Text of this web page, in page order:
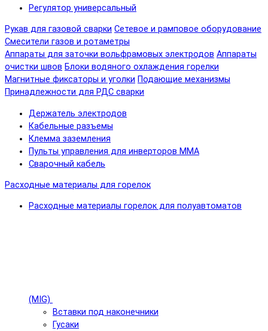
Регулятор универсальный
Рукав для газовой сварки Сетевое и рамповое оборудование
Смесители газов и ротаметры
Аппараты для заточки вольфрамовых электродов Аппараты
очистки швов Блоки водяного охлаждения горелки
Магнитные фиксаторы и уголки Подающие механизмы
Принадлежности для РДС сварки
Держатель электродов
Кабельные разъемы
Клемма заземления
Пульты управления для инверторов MMA
Сварочный кабель
Расходные материалы для горелок
Расходные материалы горелок для полуавтоматов
(MIG)
Вставки под наконечники
Гусаки